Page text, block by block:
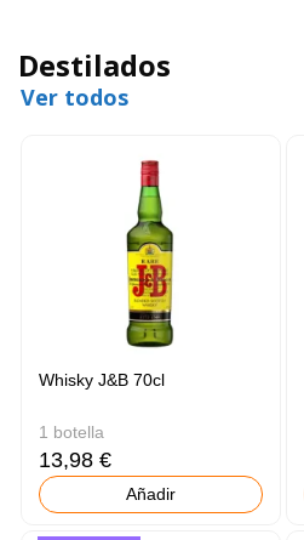
Destilados
Ver todos
Whisky J&B 70cl
1 botella
13,98 €
Añadir